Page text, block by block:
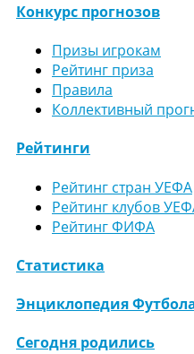
Конкурс прогнозов
Призы игрокам
Рейтинг приза
Правила
Коллективный
Рейтинги
Рейтинг стран УЕФА
Рейтинг клубов
Рейтинг ФИФА
Статистика
Энциклопедия
Сегодня родились